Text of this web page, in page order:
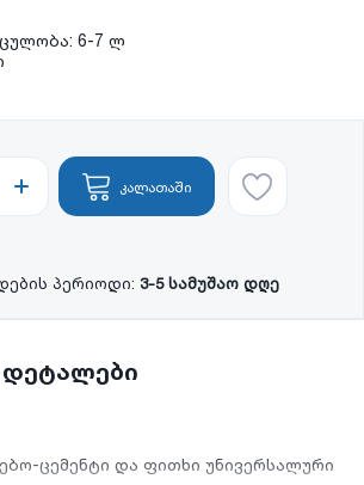
6-7 ლ
კალათაში
პერიოდი: 3-5 სამუშაო დღე
ცემენტი და ფითხი უნივერსალური